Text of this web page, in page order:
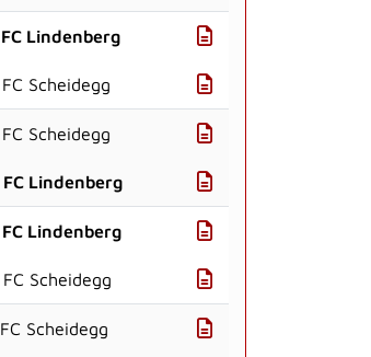
FC Lindenberg
FC Scheidegg
FC Scheidegg
FC Lindenberg
FC Lindenberg
FC Scheidegg
FC Scheidegg